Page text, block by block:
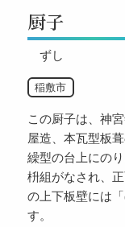
厨子
ずし
稲敷市
この厨子は、神
屋造、本瓦型板葺
繰型の台上にの
枡組がなされ、
の上下板壁には
す。